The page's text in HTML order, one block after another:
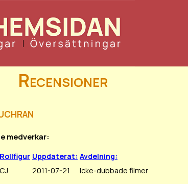
Recensioner
medverkar:
Rollfigur Uppdaterat: Avdelning:
CJ 2011-07-21 Icke-dubbade filmer